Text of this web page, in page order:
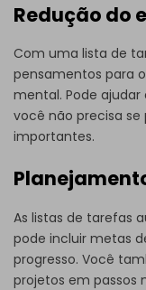
Redução do
Com uma lista de
pensamentos para
mental. Pode ajudar
você não precisa
importantes.
As listas de tarefas
pode incluir metas
progresso. Você
projetos em passos